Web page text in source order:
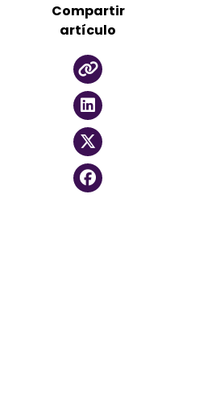
Compartir
artículo